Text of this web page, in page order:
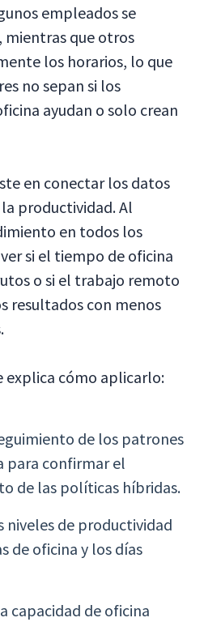
empleados se
mientras que otros
los horarios, lo que
no sepan si los
ayudan o solo crean
en conectar los datos
productividad. Al
en todos los
si el tiempo de oficina
o si el trabajo remoto
resultados con menos
explica cómo aplicarlo:
de los patrones
para confirmar el
de las políticas híbridas.
niveles de productividad
de oficina y los días
capacidad de oficina